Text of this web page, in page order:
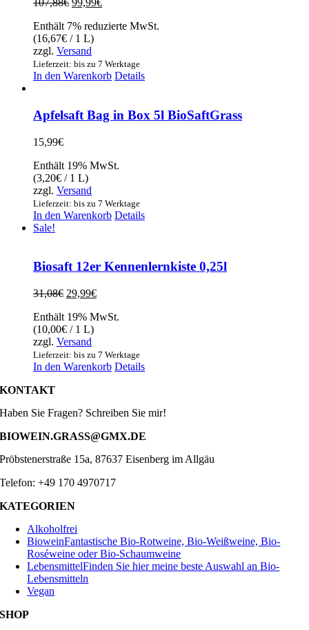
107,88€
war:
107,88€
99,99€
ist:
Enthält 7% reduzierte MwSt.
(16,67€ / 1 L)
zzgl. Versand
Lieferzeit: bis zu 7 Werktage
In den Warenkorb Details
Apfelsaft Bag in Box 5l BioSaftGrass
15,99€
Enthält 19% MwSt.
(3,20€ / 1 L)
zzgl. Versand
Lieferzeit: bis zu 7 Werktage
In den Warenkorb Details
Sale!
Biosaft 12er Kennenlernkiste 0,25l
31,08€ Ursprünglicher
war:
31,08€
29,99€Aktueller
ist:
Enthält 19% MwSt.
(10,00€ / 1 L)
zzgl. Versand
Lieferzeit: bis zu 7 Werktage
In den Warenkorb Details
KONTAKT
Haben Sie Fragen? Schreiben Sie mir!
BIOWEIN.GRASS@GMX.DE
Pröbstenerstraße 15a, 87637 Eisenberg im Allgäu
Telefon: +49 170 4970717
KATEGORIEN
Alkoholfrei
BioweinFantastische Bio-Rotweine, Bio-Weißweine, Bio-
Roséweine oder Bio-Schaumweine
LebensmittelFinden Sie hier meine beste Auswahl an Bio-
Lebensmitteln
Vegan
SHOP